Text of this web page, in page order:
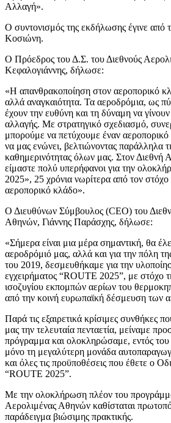
Αλλαγή».
Ο συντονισμός της εκδήλωσης έγινε από
Κοσιώνη.
Ο Πρόεδρος του Δ.Σ. του Διεθνούς
Κεφαλογιάννης, δήλωσε:
«Η απανθρακοποίηση στον αεροπορικό
αλλά αναγκαιότητα. Τα αεροδρόμια, ως
έχουν την ευθύνη και τη δύναμη να
αλλαγής. Με στρατηγικό σχεδιασμό,
μπορούμε να πετύχουμε έναν αεροπορικό
να μας ενώνει, βελτιώνοντας παράλληλα
καθημερινότητας όλων μας. Στον Διεθνή
είμαστε πολύ υπερήφανοι για την
2025», 25 χρόνια νωρίτερα από τον στόχο
αεροπορικό κλάδο».
Ο Διευθύνων Σύμβουλος (CEO) του
Αθηνών, Γιάννης Παράσχης, δήλωσε:
«Σήμερα είναι μια μέρα σημαντική, θα
αεροδρόμιό μας, αλλά και για την πόλη
του 2019, δεσμευθήκαμε για την
εγχειρήματος “ROUTE 2025”, με στόχο
ισοζυγίου εκπομπών αερίων του
από την κοινή ευρωπαϊκή δέσμευση των
Παρά τις εξαιρετικά κρίσιμες συνθήκες
μας την τελευταία πενταετία, μείναμε
πρόγραμμα και ολοκληρώσαμε, εντός του
μόνο τη μεγαλύτερη μονάδα
και όλες τις προϋποθέσεις που έθετε ο
“ROUTE 2025”.
Με την ολοκλήρωση πλέον του
Αερολιμένας Αθηνών καθίσταται
παράδειγμα βιώσιμης πρακτικής.